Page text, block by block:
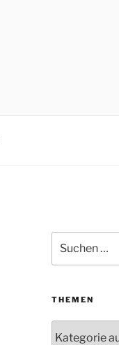
nach:
THEMEN